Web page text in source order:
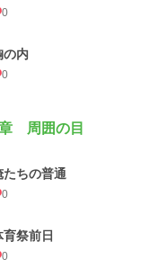
0
の内
0
周囲の目
たちの普通
0
育祭前日
0